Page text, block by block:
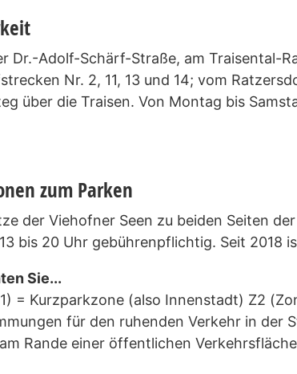
Dr.-Adolf-Schärf-Straße, am Traisental-
Nr. 2, 11, 13 und 14; vom
über die Traisen. Von Montag bis
zum Parken
der Viehofner Seen zu beiden Seiten
bis 20 Uhr gebührenpflichtig. Seit 2018
Sie...
= Kurzparkzone (also Innenstadt) Z2
für den ruhenden Verkehr in der
Rande einer öffentlichen